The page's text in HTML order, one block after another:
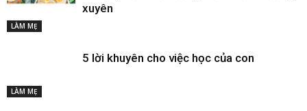
LÀM MẸ
xuyên
LÀM MẸ
5 lời khuyên cho việc học của con